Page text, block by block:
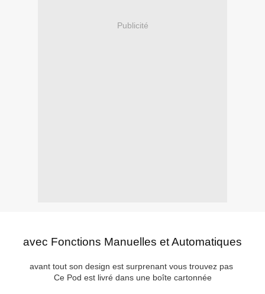
Publicité
avec Fonctions Manuelles et Automatiques
avant tout son design est surprenant vous trouvez pas
Ce Pod est livré dans une boîte cartonnée